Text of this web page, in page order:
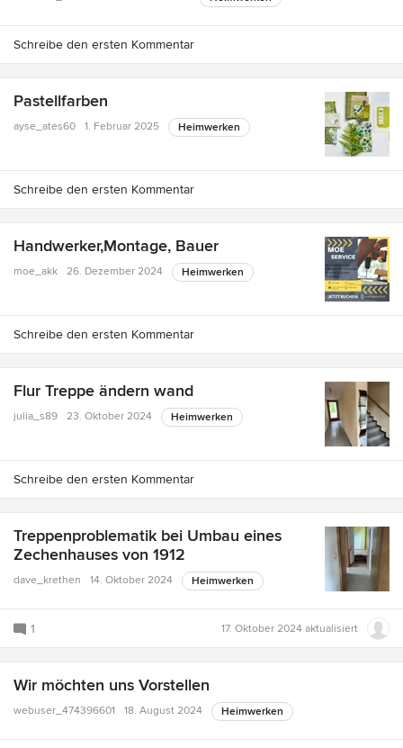
Schreibe den ersten Kommentar
Pastellfarben
ayse_ates60 1. Februar 2025 Heimwerken
Schreibe den ersten Kommentar
Handwerker,Montage, Bauer
moe_akk 26. Dezember 2024 Heimwerken
Schreibe den ersten Kommentar
Flur Treppe ändern wand
julia_s89 23. Oktober 2024 Heimwerken
Schreibe den ersten Kommentar
Treppenproblematik bei Umbau eines
Zechenhauses von 1912
dave_krethen 14. Oktober 2024 Heimwerken
1 17. Oktober 2024 aktualisiert
Wir möchten uns Vorstellen
webuser_474396601 18. August 2024 Heimwerken